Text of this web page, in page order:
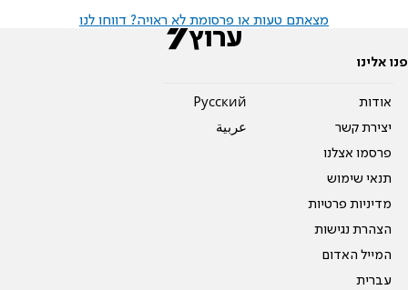
מצאתם טעות או פרסומת לא ראויה? דווחו לנו
פנו אלינו
אודות
יצירת קשר
פרסמו אצלנו
תנאי שימוש
מדיניות פרטיות
הצהרת נגישות
המייל האדום
עברית
Pусский
عربية